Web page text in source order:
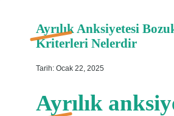
Hakkımızda
Ayrılık Anksiyetesi
Kriterleri Nelerdir
Tarih: Ocak 22, 2025
Ayrılık